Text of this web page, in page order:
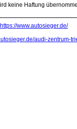
keine Haftung
https://www.autosieger.de/
audi-zentrum-